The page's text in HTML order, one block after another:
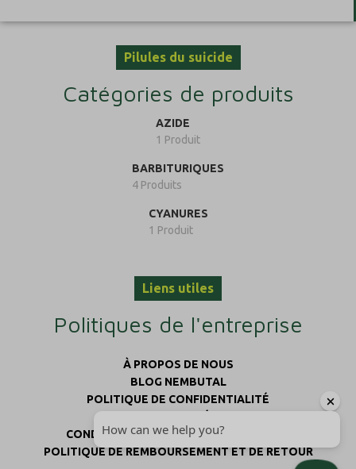
Pilules du suicide
Catégories de produits
AZIDE
1 Produit
BARBITURIQUES
4 Produits
CYANURES
1 Produit
Liens utiles
Politiques de l'entreprise
À PROPOS DE NOUS
BLOG NEMBUTAL
POLITIQUE DE CONFIDENTIALITÉ
CONDITIONS GÉNÉRALES D'UTILISATION
POLITIQUE DE REMBOURSEMENT ET DE RETOUR